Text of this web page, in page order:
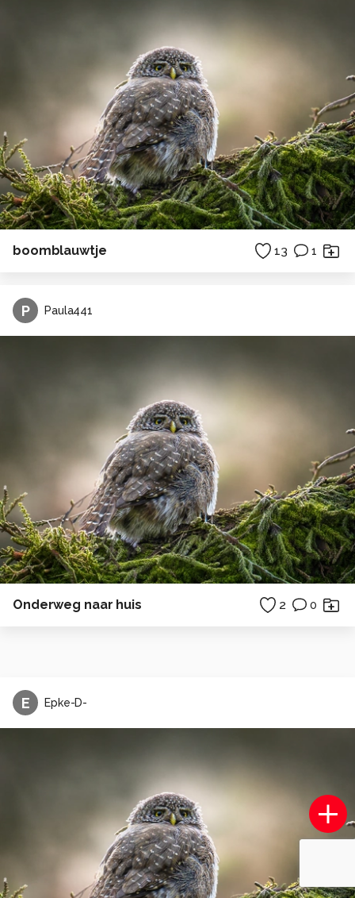
boomblauwtje 13 1
P Paula441
Onderweg naar huis 2 0
E Epke-D-